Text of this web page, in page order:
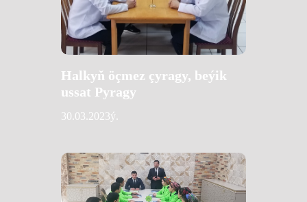
Halkyň öçmez çyragy, beýik
ussat Pyragy
30.03.2023ý.